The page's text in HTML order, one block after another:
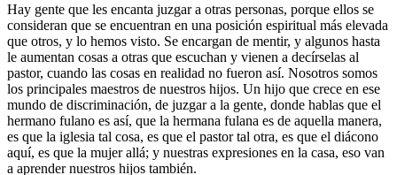
Hay gente que les encanta juzgar a otras personas, porque ellos se
consideran que se encuentran en una posición espiritual más elevada
que otros, y lo hemos visto. Se encargan de mentir, y algunos hasta
le aumentan cosas a otras que escuchan y vienen a decírselas al
pastor, cuando las cosas en realidad no fueron así. Nosotros somos
los principales maestros de nuestros hijos. Un hijo que crece en ese
mundo de discriminación, de juzgar a la gente, donde hablas que el
hermano fulano es así, que la hermana fulana es de aquella manera,
es que la iglesia tal cosa, es que el pastor tal otra, es que el diácono
aquí, es que la mujer allá; y nuestras expresiones en la casa, eso van
a aprender nuestros hijos también.